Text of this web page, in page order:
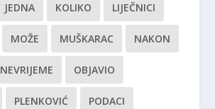
JEDNA KOLIKO LIJEČNICI
MOŽE MUŠKARAC NAKON
NEVRIJEME OBJAVIO
PLENKOVIĆ PODACI